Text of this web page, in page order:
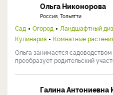
Ольга Никонорова
Россия, Тольятти
Сад Огород Ландшафтный
Кулинария
Комнатные
Ольга занимается
преобразует родительский
Галина Антониевна